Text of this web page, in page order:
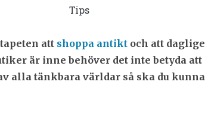
Tips
att shoppa antikt och att
är inne behöver det inte betyda
alla tänkbara världar så ska du